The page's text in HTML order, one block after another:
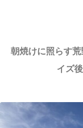
朝焼けに照らす
イズ